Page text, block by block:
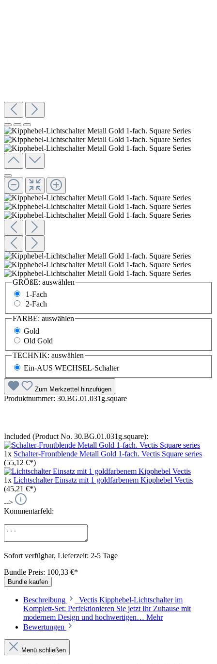
GRÖßE: auswählen
1-Fach
2-Fach
FARBE: auswählen
Gold
Old Gold
TECHNIK: auswählen
Ein-AUS WECHSEL-Schalter
Zum Merkzettel hinzufügen
Produktnummer: 30.BG.01.031g.square
Included (Product No. 30.BG.01.031g.square):
1x Schalter-Frontblende Metall Gold 1-fach. Vectis Square series
(55,12 €*)
1x Lichtschalter Einsatz mit 1 goldfarbenem Kipphebel Vectis
(45,21 €*)
-->
Kommentarfeld:
Sofort verfügbar, Lieferzeit: 2-5 Tage
Bundle Preis: 100,33 €*
Bundle kaufen
Beschreibung
Vectis Kipphebel-Lichtschalter im
Komplett-Set: Perfektionieren Sie jetzt Ihr Zuhause mit
modernem Design und hochwertigen… Mehr
Bewertungen
Menü schließen